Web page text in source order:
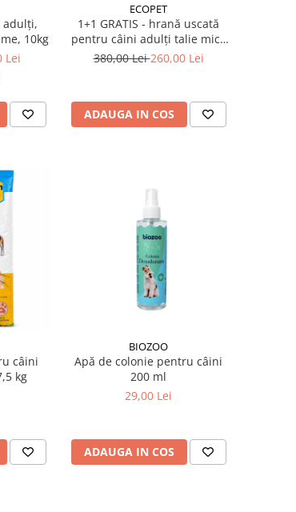
adulți,
10kg
Lei
ECOPET
1+1 GRATIS - hrană uscată
pentru câini adulți talie mică
Hit Mini Adult 10 kg
380,00 Lei260,00 Lei
ADAUGA IN COS
câini
kg
BIOZOO
Apă de colonie pentru câini
200 ml
29,00 Lei
ADAUGA IN COS